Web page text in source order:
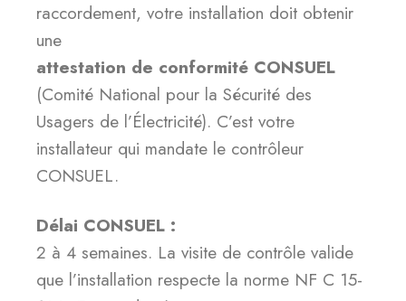
raccordement, votre installation doit obtenir
une
attestation de conformité CONSUEL
(Comité National pour la Sécurité des
Usagers de l’Électricité). C’est votre
installateur qui mandate le contrôleur
CONSUEL.
Délai CONSUEL :
2 à 4 semaines. La visite de contrôle valide
que l’installation respecte la norme NF C 15-